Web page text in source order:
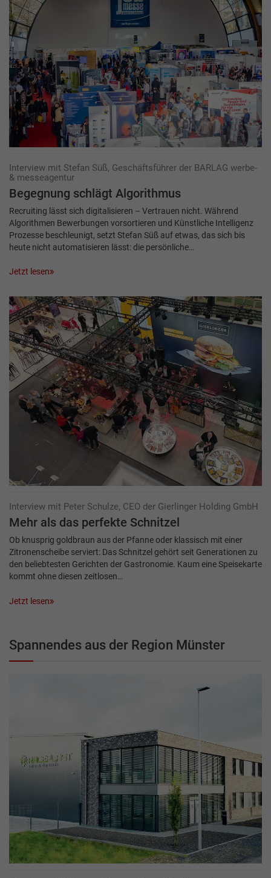
Interview mit Stefan Süß, Geschäftsführer der BARLAG werbe-
& messeagentur
Begegnung schlägt Algorithmus
Recruiting lässt sich digitalisieren – Vertrauen nicht. Während
Algorithmen Bewerbungen vorsortieren und Künstliche Intelligenz
Prozesse beschleunigt, setzt Stefan Süß auf etwas, das sich bis
heute nicht automatisieren lässt: die persönliche…
Jetzt lesen
Interview mit Peter Schulze, CEO der Gierlinger Holding GmbH
Mehr als das perfekte Schnitzel
Ob knusprig goldbraun aus der Pfanne oder klassisch mit einer
Zitronenscheibe serviert: Das Schnitzel gehört seit Generationen zu
den beliebtesten Gerichten der Gastronomie. Kaum eine Speisekarte
kommt ohne diesen zeitlosen…
Jetzt lesen
Spannendes aus der Region Münster